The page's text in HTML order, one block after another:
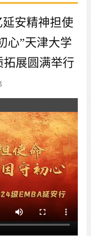
安精神担使
心”天津大学
拓展圆满举行